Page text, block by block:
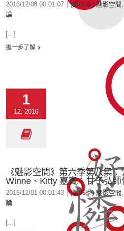
2016/12/08 00:01:07 (第06季) 魅影空間 ,
論
[...]
進一步了解
1
12, 2016
《魅影空間》第六季第八集︰
Winne、Kitty 嘉賓︰甘子弘
2016/12/01 00:01:43 | (第06季) 魅影空間 ,
論
[...]